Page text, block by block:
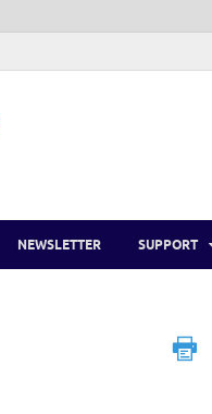
NEWSLETTER SUPPORT